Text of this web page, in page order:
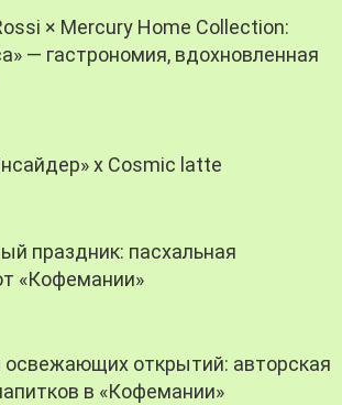
× Mercury Home Collection:
— гастрономия, вдохновленная
х Cosmic latte
праздник: пасхальная
«Кофемании»
освежающих открытий: авторская
в «Кофемании»